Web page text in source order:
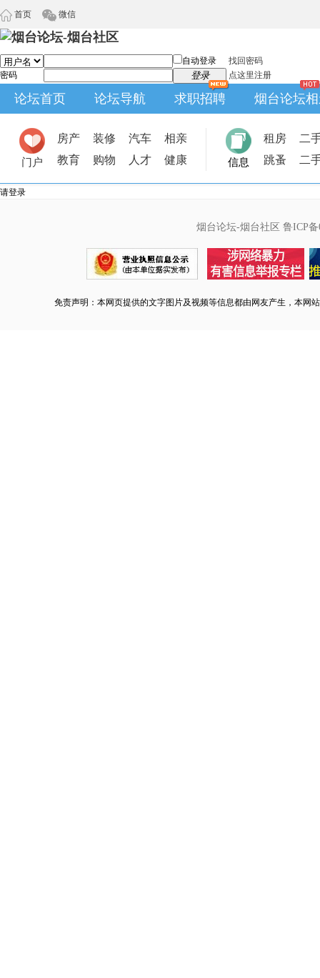
首页 微信
自动登录
找回密码
密码
登录 点这里注册
论坛首页 论坛导航 求职招聘 烟台论坛
门户
房产 装修 汽车
相亲
教育
购物 人才 健康 信息
租房
二
跳蚤
二
请登录
烟台论坛-烟台社区 鲁ICP备
免责声明：本网页提供的文字图片及视频等信息都由网友产生，本网